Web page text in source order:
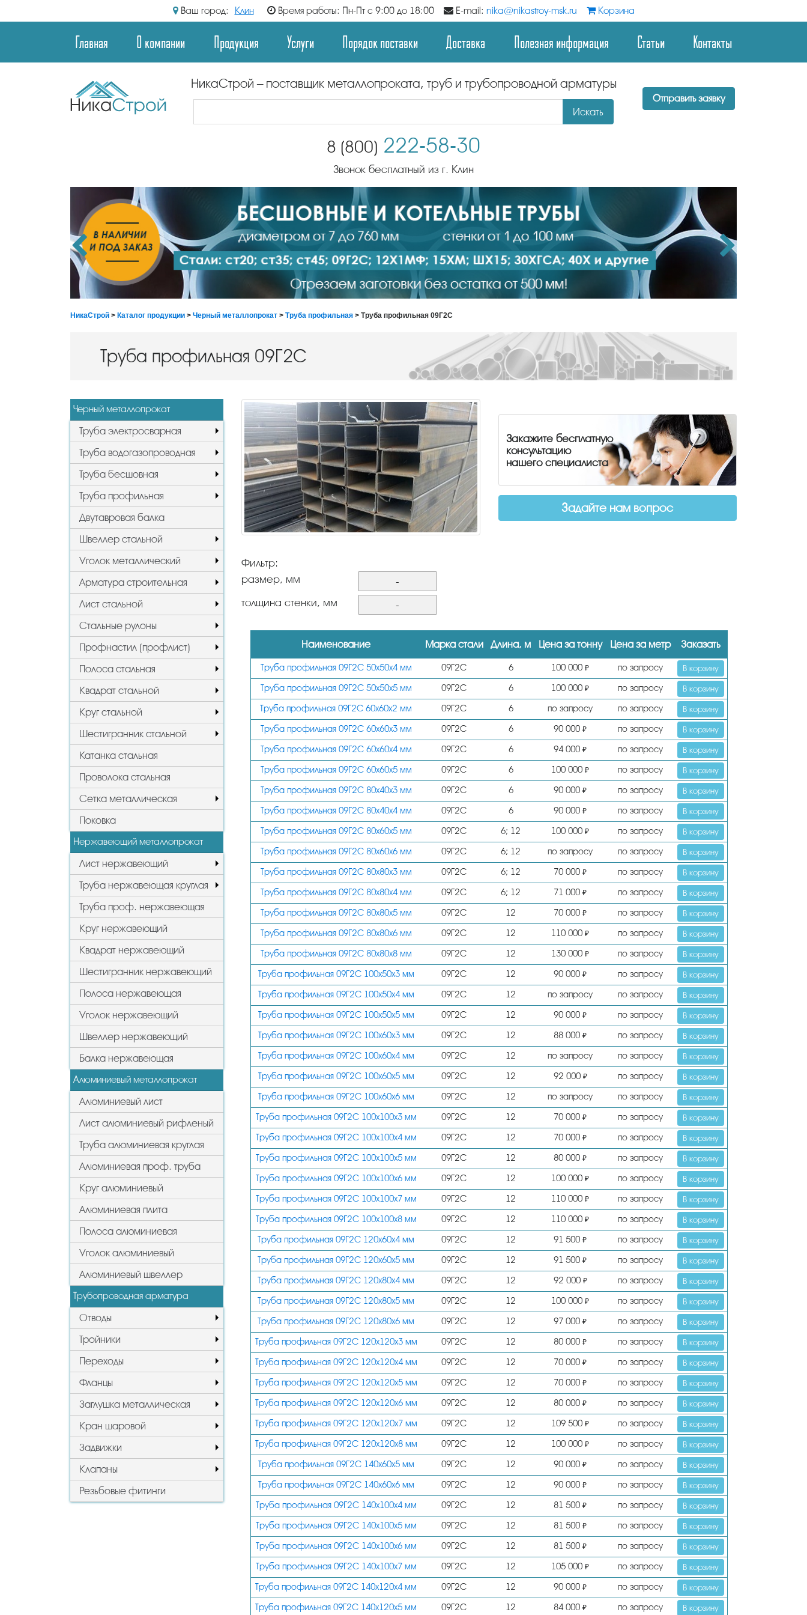
Ваш город: Клин Время работы: Пн-Пт с 9:00 до 18:00 E-mail: nika@nikastroy-msk.ru Корзина
Главная О компании Продукция Услуги Порядок поставки Доставка Полезная информация Статьи Контакты
НикаСтрой – поставщик металлопроката, труб и трубопроводной арматуры
Искать
Отправить заявку
8 (800) 222-58-30
Звонок бесплатный из г. Клин
НикаСтрой > Каталог продукции > Черный металлопрокат > Труба профильная > Труба профильная 09Г2С
Труба профильная 09Г2С
Черный металлопрокат
Труба электросварная
Труба водогазопроводная
Труба бесшовная
Труба профильная
Двутавровая балка
Швеллер стальной
Уголок металлический
Арматура строительная
Лист стальной
Стальные рулоны
Профнастил (профлист)
Полоса стальная
Квадрат стальной
Круг стальной
Шестигранник стальной
Катанка стальная
Проволока стальная
Сетка металлическая
Поковка
Нержавеющий металлопрокат
Лист нержавеющий
Труба нержавеющая круглая
Труба проф. нержавеющая
Круг нержавеющий
Квадрат нержавеющий
Шестигранник нержавеющий
Полоса нержавеющая
Уголок нержавеющий
Швеллер нержавеющий
Балка нержавеющая
Алюминиевый металлопрокат
Алюминиевый лист
Лист алюминиевый рифленый
Труба алюминиевая круглая
Алюминиевая проф. труба
Круг алюминиевый
Алюминиевая плита
Полоса алюминиевая
Уголок алюминиевый
Алюминиевый швеллер
Трубопроводная арматура
Отводы
Тройники
Переходы
Фланцы
Заглушка металлическая
Кран шаровой
Задвижки
Клапаны
Резьбовые фитинги
Закажите бесплатную
консультацию
нашего специалиста
Задайте нам вопрос
Фильтр:
размер, мм
-
80х80
80х40
100х50
100х60
100х100
120х120
120х80
120х60
140х60
140х100
140х120
140х140
150х100
150х150
160х160
160х120
160х80
160х140
180х100
180х140
180х180
200х200
200х160
200х120
200х100
240х120
240х160
250х150
250х250
300х100
300х200
300х300
350х250
толщина стенки, мм
-
4
5
6
7
8
9
10
12
Наименование Марка стали Длина, м Цена за тонну Цена за метр Заказать
Труба профильная 09Г2С 50х50х4 мм 09Г2С 6 100 000 ₽ по запросу В корзину
Труба профильная 09Г2С 50х50х5 мм 09Г2С 6 100 000 ₽ по запросу В корзину
Труба профильная 09Г2С 60х60х2 мм 09Г2С 6 по запросу по запросу В корзину
Труба профильная 09Г2С 60х60х3 мм 09Г2С 6 90 000 ₽ по запросу В корзину
Труба профильная 09Г2С 60х60х4 мм 09Г2С 6 94 000 ₽ по запросу В корзину
Труба профильная 09Г2С 60х60х5 мм 09Г2С 6 100 000 ₽ по запросу В корзину
Труба профильная 09Г2С 80х40х3 мм 09Г2С 6 90 000 ₽ по запросу В корзину
Труба профильная 09Г2С 80х40х4 мм 09Г2С 6 90 000 ₽ по запросу В корзину
Труба профильная 09Г2С 80х60х5 мм 09Г2С 6; 12 100 000 ₽ по запросу В корзину
Труба профильная 09Г2С 80х60х6 мм 09Г2С 6; 12 по запросу по запросу В корзину
Труба профильная 09Г2С 80х80х3 мм 09Г2С 6; 12 70 000 ₽ по запросу В корзину
Труба профильная 09Г2С 80х80х4 мм 09Г2С 6; 12 71 000 ₽ по запросу В корзину
Труба профильная 09Г2С 80х80х5 мм 09Г2С 12 70 000 ₽ по запросу В корзину
Труба профильная 09Г2С 80х80х6 мм 09Г2С 12 110 000 ₽ по запросу В корзину
Труба профильная 09Г2С 80х80х8 мм 09Г2С 12 130 000 ₽ по запросу В корзину
Труба профильная 09Г2С 100х50х3 мм 09Г2С 12 90 000 ₽ по запросу В корзину
Труба профильная 09Г2С 100х50х4 мм 09Г2С 12 по запросу по запросу В корзину
Труба профильная 09Г2С 100х50х5 мм 09Г2С 12 90 000 ₽ по запросу В корзину
Труба профильная 09Г2С 100х60х3 мм 09Г2С 12 88 000 ₽ по запросу В корзину
Труба профильная 09Г2С 100х60х4 мм 09Г2С 12 по запросу по запросу В корзину
Труба профильная 09Г2С 100х60х5 мм 09Г2С 12 92 000 ₽ по запросу В корзину
Труба профильная 09Г2С 100х60х6 мм 09Г2С 12 по запросу по запросу В корзину
Труба профильная 09Г2С 100х100х3 мм 09Г2С 12 70 000 ₽ по запросу В корзину
Труба профильная 09Г2С 100х100х4 мм 09Г2С 12 70 000 ₽ по запросу В корзину
Труба профильная 09Г2С 100х100х5 мм 09Г2С 12 80 000 ₽ по запросу В корзину
Труба профильная 09Г2С 100х100х6 мм 09Г2С 12 100 000 ₽ по запросу В корзину
Труба профильная 09Г2С 100х100х7 мм 09Г2С 12 110 000 ₽ по запросу В корзину
Труба профильная 09Г2С 100х100х8 мм 09Г2С 12 110 000 ₽ по запросу В корзину
Труба профильная 09Г2С 120х60х4 мм 09Г2С 12 91 500 ₽ по запросу В корзину
Труба профильная 09Г2С 120х60х5 мм 09Г2С 12 91 500 ₽ по запросу В корзину
Труба профильная 09Г2С 120х80х4 мм 09Г2С 12 92 000 ₽ по запросу В корзину
Труба профильная 09Г2С 120х80х5 мм 09Г2С 12 100 000 ₽ по запросу В корзину
Труба профильная 09Г2С 120х80х6 мм 09Г2С 12 97 000 ₽ по запросу В корзину
Труба профильная 09Г2С 120х120х3 мм 09Г2С 12 80 000 ₽ по запросу В корзину
Труба профильная 09Г2С 120х120х4 мм 09Г2С 12 70 000 ₽ по запросу В корзину
Труба профильная 09Г2С 120х120х5 мм 09Г2С 12 70 000 ₽ по запросу В корзину
Труба профильная 09Г2С 120х120х6 мм 09Г2С 12 80 000 ₽ по запросу В корзину
Труба профильная 09Г2С 120х120х7 мм 09Г2С 12 109 500 ₽ по запросу В корзину
Труба профильная 09Г2С 120х120х8 мм 09Г2С 12 100 000 ₽ по запросу В корзину
Труба профильная 09Г2С 140х60х5 мм 09Г2С 12 90 000 ₽ по запросу В корзину
Труба профильная 09Г2С 140х60х6 мм 09Г2С 12 90 000 ₽ по запросу В корзину
Труба профильная 09Г2С 140х100х4 мм 09Г2С 12 81 500 ₽ по запросу В корзину
Труба профильная 09Г2С 140х100х5 мм 09Г2С 12 81 500 ₽ по запросу В корзину
Труба профильная 09Г2С 140х100х6 мм 09Г2С 12 81 500 ₽ по запросу В корзину
Труба профильная 09Г2С 140х100х7 мм 09Г2С 12 105 000 ₽ по запросу В корзину
Труба профильная 09Г2С 140х120х4 мм 09Г2С 12 90 000 ₽ по запросу В корзину
Труба профильная 09Г2С 140х120х5 мм 09Г2С 12 84 000 ₽ по запросу В корзину